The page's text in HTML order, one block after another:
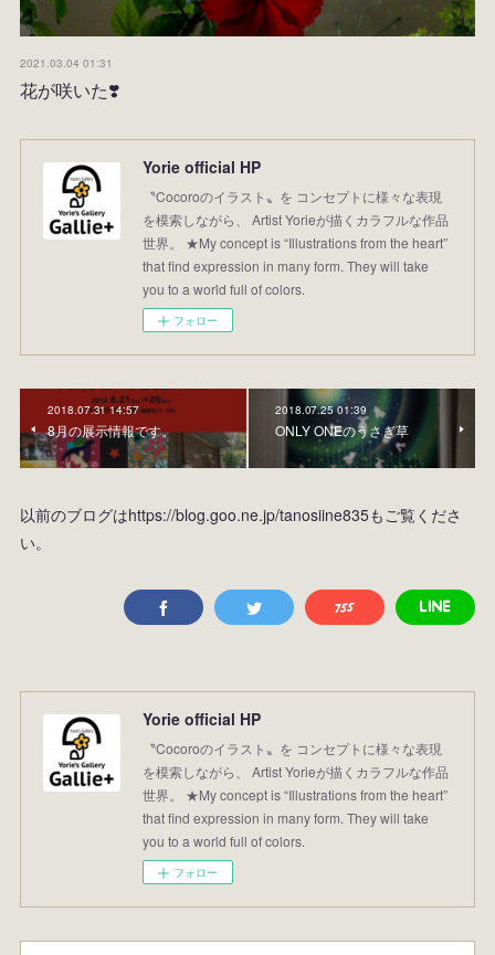
2021.03.04 01:31
花が咲いた❣️
Yorie official HP
〝Cocoroのイラスト〟を コンセプトに様々な表現
を模索しながら、 Artist Yorieが描くカラフルな作品
世界。 ★My concept is “Illustrations from the heart”
that find expression in many form. They will take
you to a world full of colors.
フォロー
2018.07.31 14:57
8月の展示情報です。
2018.07.25 01:39
ONLY ONEのうさぎ草
以前のブログはhttps://blog.goo.ne.jp/tanosiine835もご覧くださ
い。
Yorie official HP
〝Cocoroのイラスト〟を コンセプトに様々な表現
を模索しながら、 Artist Yorieが描くカラフルな作品
世界。 ★My concept is “Illustrations from the heart”
that find expression in many form. They will take
you to a world full of colors.
フォロー